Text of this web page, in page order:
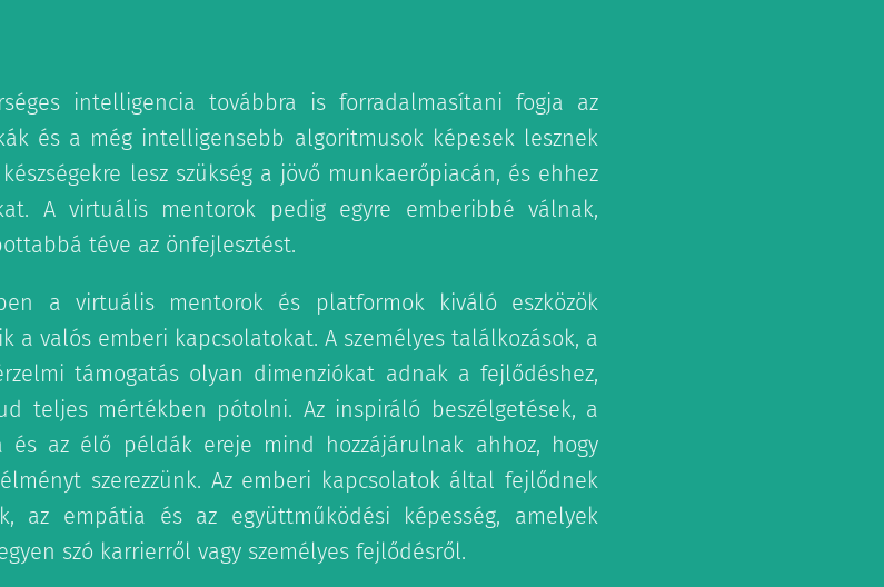
intelligencia továbbra is forradalmasítani fogja az
és a még intelligensebb algoritmusok képesek lesznek
lesz szükség a jövő munkaerőpiacán, és ehhez
A virtuális mentorok pedig egyre emberibbé válnak,
téve az önfejlesztést.
a virtuális mentorok és platformok kiváló eszközök
valós emberi kapcsolatokat. A személyes találkozások, a
támogatás olyan dimenziókat adnak a fejlődéshez,
teljes mértékben pótolni. Az inspiráló beszélgetések, a
és az élő példák ereje mind hozzájárulnak ahhoz, hogy
szerezzünk. Az emberi kapcsolatok által fejlődnek
az empátia és az együttműködési képesség, amelyek
szó karrierről vagy személyes fejlődésről.